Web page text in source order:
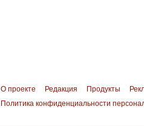
О проекте Редакция Продукты
Политика конфиденциальности